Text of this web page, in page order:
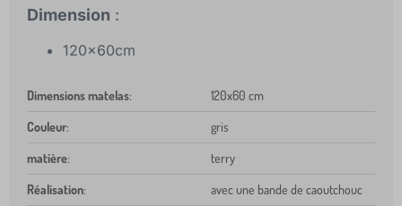
Dimension :
120x60cm
Dimensions matelas: 120x60 cm
Couleur: gris
matière: terry
Réalisation: avec une bande de caoutchouc